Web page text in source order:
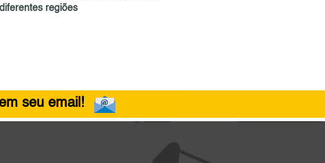
diferentes regiões
seu email!